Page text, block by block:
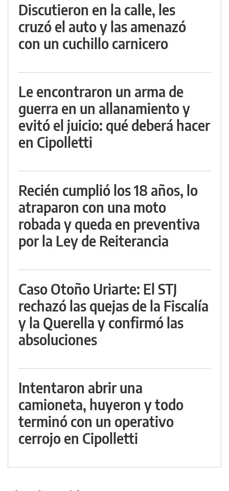
Discutieron en la calle, les
cruzó el auto y las amenazó
con un cuchillo carnicero
Le encontraron un arma de
guerra en un allanamiento y
evitó el juicio: qué deberá hacer
en Cipolletti
Recién cumplió los 18 años, lo
atraparon con una moto
robada y queda en preventiva
por la Ley de Reiterancia
Caso Otoño Uriarte: El STJ
rechazó las quejas de la Fiscalía
y la Querella y confirmó las
absoluciones
Intentaron abrir una
camioneta, huyeron y todo
terminó con un operativo
cerrojo en Cipolletti